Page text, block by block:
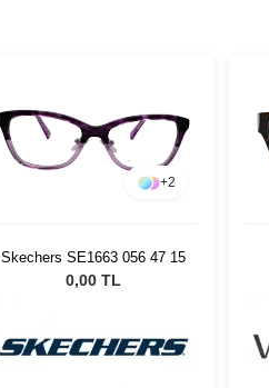
+2
Skechers SE1663 056 47 15
0,00 TL